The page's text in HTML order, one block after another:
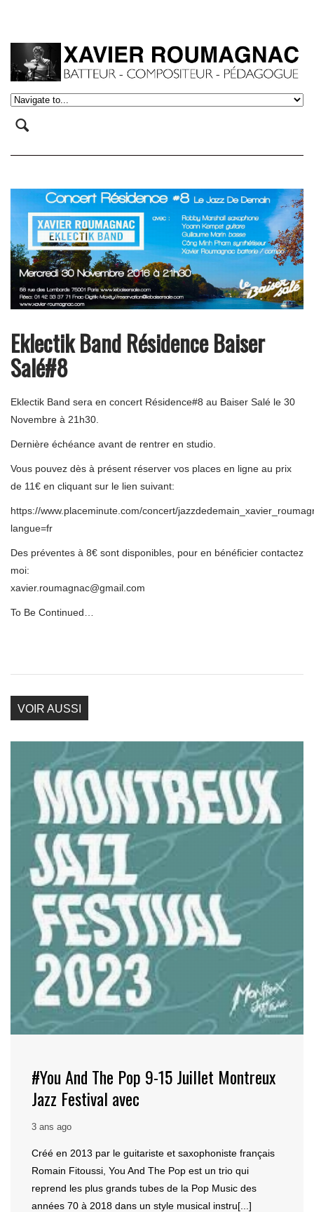
Eklectik Band Résidence Baiser
Salé#8
Eklectik Band sera en concert Résidence#8 au Baiser Salé le 30
Novembre à 21h30.
Dernière échéance avant de rentrer en studio.
Vous pouvez dès à présent réserver vos places en ligne au prix
de 11€ en cliquant sur le lien suivant:
https://www.placeminute.com/concert/
langue=fr
Des préventes à 8€ sont disponibles, pour en bénéficier contactez
moi:
xavier.roumagnac@gmail.com
To Be Continued…
VOIR AUSSI
#You And The Pop 9-15 Juillet Montreux
Jazz Festival avec
3 ans ago
Créé en 2013 par le guitariste et saxophoniste français
Romain Fitoussi, You And The Pop est un trio qui
reprend les plus grands tubes de la Pop Music des
années 70 à 2018 dans un style musical instru[...]